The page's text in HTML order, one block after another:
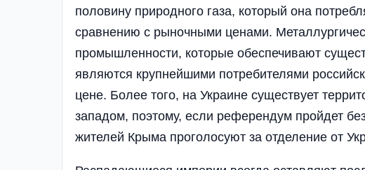
половину природного газа, который она
сравнению с рыночными ценами.
промышленности, которые обеспечивают
являются крупнейшими потребителями
цене. Более того, на Украине существует
западом, поэтому, если референдум пройдет
жителей Крыма проголосуют за отделение от